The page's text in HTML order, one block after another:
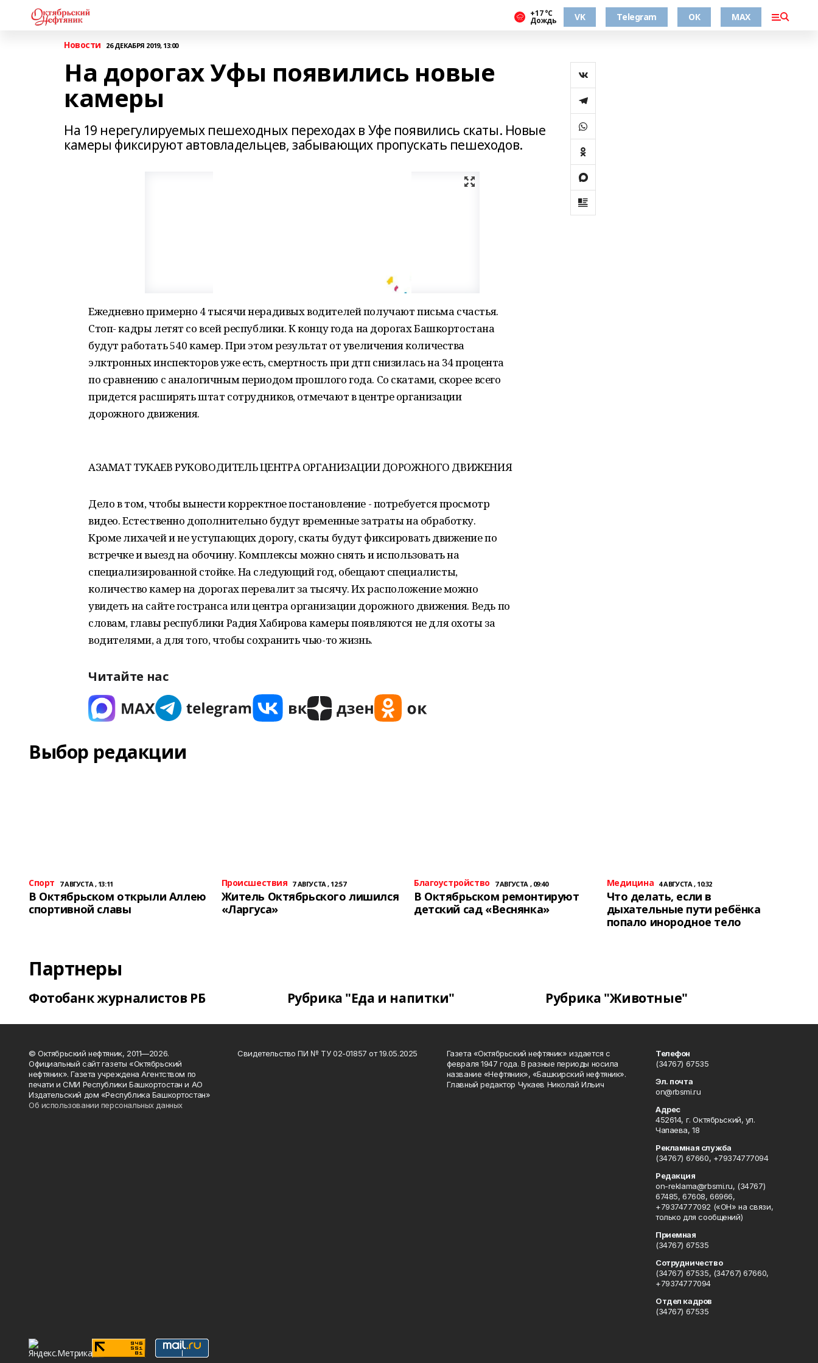
+17 °С
Дождь VK Telegram ОК MAX
Новости 26 ДЕКАБРЯ 2019, 13:00
На дорогах Уфы появились новые
камеры
На 19 нерегулируемых пешеходных переходах в Уфе появились скаты. Новые
камеры фиксируют автовладельцев, забывающих пропускать пешеходов.
Ежедневно примерно 4 тысячи нерадивых водителей получают письма счастья.
Стоп- кадры летят со всей республики. К концу года на дорогах Башкортостана
будут работать 540 камер. При этом результат от увеличения количества
элктронных инспекторов уже есть, смертность при дтп снизилась на 34 процента
по сравнению с аналогичным периодом прошлого года. Со скатами, скорее всего
придется расширять штат сотрудников, отмечают в центре организации
дорожного движения.
АЗАМАТ ТУКАЕВ РУКОВОДИТЕЛЬ ЦЕНТРА ОРГАНИЗАЦИИ ДОРОЖНОГО ДВИЖЕНИЯ
Дело в том, чтобы вынести корректное постановление - потребуется просмотр
видео. Естественно дополнительно будут временные затраты на обработку.
Кроме лихачей и не уступающих дорогу, скаты будут фиксировать движение по
встречке и выезд на обочину. Комплексы можно снять и использовать на
специализированной стойке. На следующий год, обещают специалисты,
количество камер на дорогах перевалит за тысячу. Их расположение можно
увидеть на сайте гостранса или центра организации дорожного движения. Ведь по
словам, главы республики Радия Хабирова камеры появляются не для охоты за
водителями, а для того, чтобы сохранить чью-то жизнь.
Читайте нас
Выбор редакции
Спорт 7 АВГУСТА , 13:11
В Октябрьском открыли Аллею
спортивной славы
Происшествия 7 АВГУСТА , 12:57
Житель Октябрьского лишился
«Ларгуса»
Благоустройство 7 АВГУСТА , 09:40
В Октябрьском ремонтируют
детский сад «Веснянка»
Медицина 4 АВГУСТА , 10:32
Что делать, если в
дыхательные пути ребёнка
попало инородное тело
Партнеры
Фотобанк журналистов РБ Рубрика "Еда и напитки" Рубрика "Животные"
© Октябрьский нефтяник, 2011—2026.
Официальный сайт газеты «Октябрьский
нефтяник». Газета учреждена Агентством по
печати и СМИ Республики Башкортостан и АО
Издательский дом «Республика Башкортостан»
Об использовании персональных данных
Свидетельство ПИ № ТУ 02-01857 от 19.05.2025
Газета «Октябрьский нефтяник» издается с
февраля 1947 года. В разные периоды носила
название «Нефтяник», «Башкирский нефтяник».
Главный редактор Чукаев Николай Ильич
Телефон
(34767) 67535
Эл. почта
on@rbsmi.ru
Адрес
452614, г. Октябрьский, ул.
Чапаева, 18
Рекламная служба
(34767) 67660, +79374777094
Редакция
on-reklama@rbsmi.ru, (34767)
67485, 67608, 66966,
+79374777092 («ОН» на связи,
только для сообщений)
Приемная
(34767) 67535
Сотрудничество
(34767) 67535, (34767) 67660,
+79374777094
Отдел кадров
(34767) 67535